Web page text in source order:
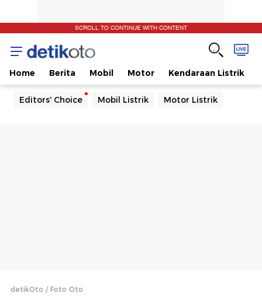
SCROLL TO CONTINUE WITH CONTENT
Home Berita Mobil Motor Kendaraan Listrik
Editors' Choice Mobil Listrik Motor Listrik
detikOto Foto Oto